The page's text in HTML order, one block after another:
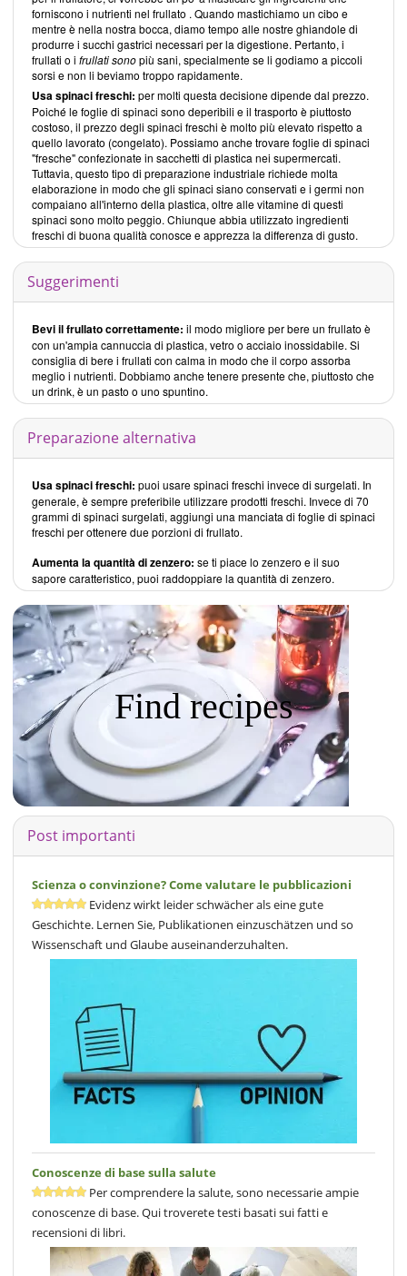
forniscono i nutrienti nel frullato . Quando mastichiamo un cibo e
mentre è nella nostra bocca, diamo tempo alle nostre ghiandole di
produrre i succhi gastrici necessari per la digestione. Pertanto, i
frullati o i frullati sonopiù sani, specialmente se li godiamo a piccoli
sorsi e non li beviamo troppo rapidamente.
Usa spinaci freschi: per molti questa decisione dipende dal prezzo.
Poiché le foglie di spinaci sono deperibili e il trasporto è piuttosto
costoso, il prezzo degli spinaci freschi è molto più elevato rispetto a
quello lavorato (congelato). Possiamo anche trovare foglie di spinaci
"fresche" confezionate in sacchetti di plastica nei supermercati.
Tuttavia, questo tipo di preparazione industriale richiede molta
elaborazione in modo che gli spinaci siano conservati e i germi non
compaiano all'interno della plastica, oltre alle vitamine di questi
spinaci sono molto peggio. Chiunque abbia utilizzato ingredienti
freschi di buona qualità conosce e apprezza la differenza di gusto.
Suggerimenti
Bevi il frullato correttamente: il modo migliore per bere un frullato è
con un'ampia cannuccia di plastica, vetro o acciaio inossidabile. Si
consiglia di bere i frullati con calma in modo che il corpo assorba
meglio i nutrienti. Dobbiamo anche tenere presente che, piuttosto che
un drink, è un pasto o uno spuntino.
Preparazione alternativa
Usa spinaci freschi: puoi usare spinaci freschi invece di surgelati. In
generale, è sempre preferibile utilizzare prodotti freschi. Invece di 70
grammi di spinaci surgelati, aggiungi una manciata di foglie di spinaci
freschi per ottenere due porzioni di frullato.
Aumenta la quantità di zenzero: se ti piace lo zenzero e il suo
sapore caratteristico, puoi raddoppiare la quantità di zenzero.
Find recipes
Post importanti
Scienza o convinzione? Come valutare le pubblicazioni
Evidenz wirkt leider schwächer als eine gute
Geschichte. Lernen Sie, Publikationen einzuschätzen und so
Wissenschaft und Glaube auseinanderzuhalten.
Conoscenze di base sulla salute
Per comprendere la salute, sono necessarie ampie
conoscenze di base. Qui troverete testi basati sui fatti e
recensioni di libri.